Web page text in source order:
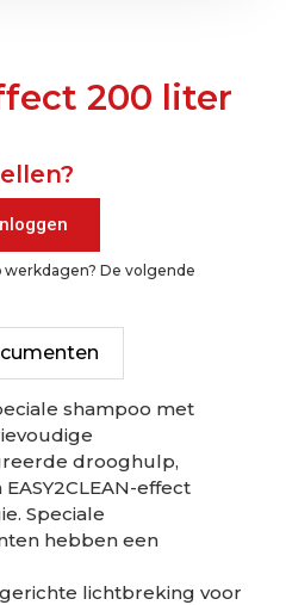
200 liter
Inloggen
werkdagen? De volgende
shampoo met
drooghulp,
effect
Speciale
hebben een
lichtbreking voor